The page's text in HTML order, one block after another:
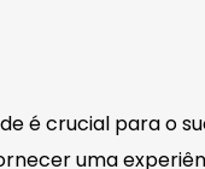
crucial para o
uma